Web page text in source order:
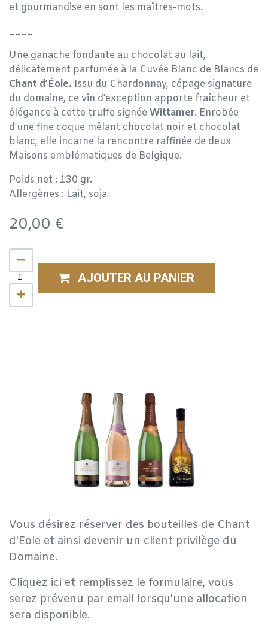
et gourmandise en sont les maîtres-mots.
____
Une ganache fondante au chocolat au lait,
délicatement parfumée à la Cuvée Blanc de Blancs de
Chant d’Éole. Issu du Chardonnay, cépage signature
du domaine, ce vin d’exception apporte fraîcheur et
élégance à cette truffe signée Wittamer. Enrobée
d’une fine coque mêlant chocolat noir et chocolat
blanc, elle incarne la rencontre raffinée de deux
Maisons emblématiques de Belgique.
Poids net : 130 gr.
Allergènes : Lait, soja
20,00 €
AJOUTER AU PANIER
Vous désirez réserver des bouteilles de Chant
d'Eole et ainsi devenir un client privilège du
Domaine.
Cliquez ici et remplissez le formulaire, vous
serez prévenu par email lorsqu'une allocation
sera disponible.